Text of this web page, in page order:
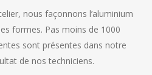
nous façonnons l’aluminium
formes. Pas moins de 1000
sont présentes dans notre
de nos techniciens.